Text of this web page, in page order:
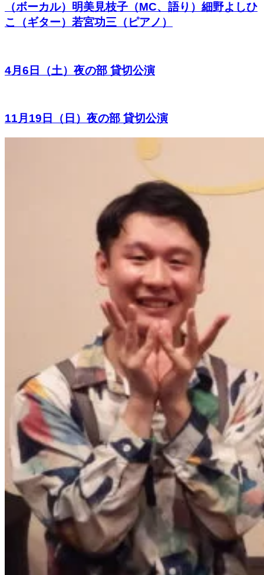
（ボーカル）明美見枝子（MC、語り）細野よしひ
こ（ギター）若宮功三（ピアノ）
4月6日（土）夜の部 貸切公演
11月19日（日）夜の部 貸切公演